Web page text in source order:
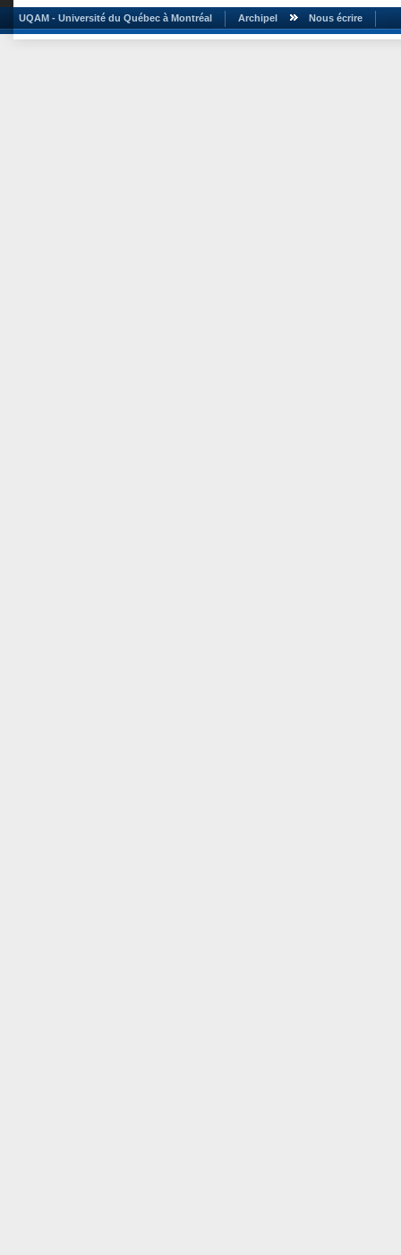
UQAM - Université du Québec à Montréal Archipel Nous écrire